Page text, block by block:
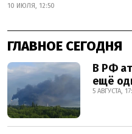
10 ИЮЛЯ, 12:50
ГЛАВНОЕ СЕГОДНЯ
В РФ
ещё
5 АВГУСТА,